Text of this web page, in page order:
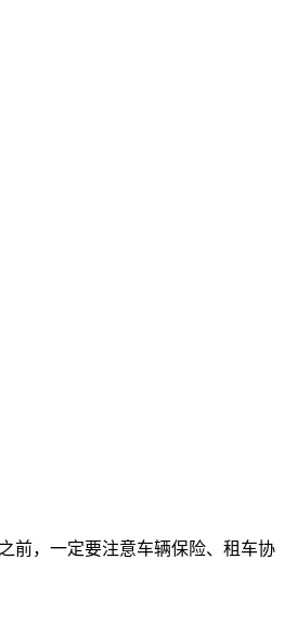
前，一定要注意车辆保险、租车协